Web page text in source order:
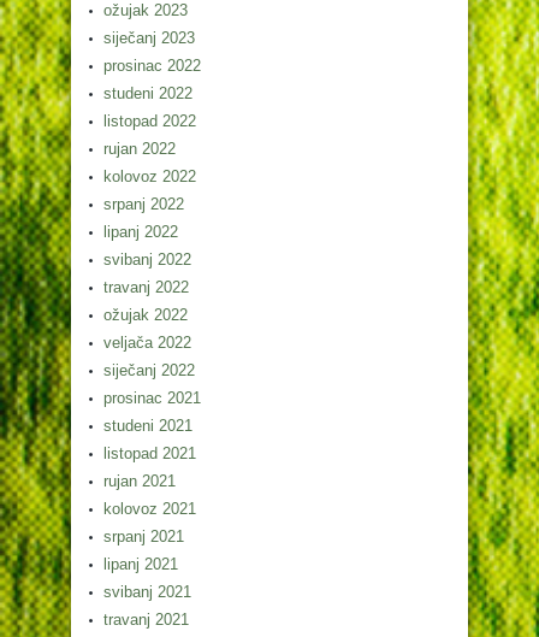
ožujak 2023
siječanj 2023
prosinac 2022
studeni 2022
listopad 2022
rujan 2022
kolovoz 2022
srpanj 2022
lipanj 2022
svibanj 2022
travanj 2022
ožujak 2022
veljača 2022
siječanj 2022
prosinac 2021
studeni 2021
listopad 2021
rujan 2021
kolovoz 2021
srpanj 2021
lipanj 2021
svibanj 2021
travanj 2021